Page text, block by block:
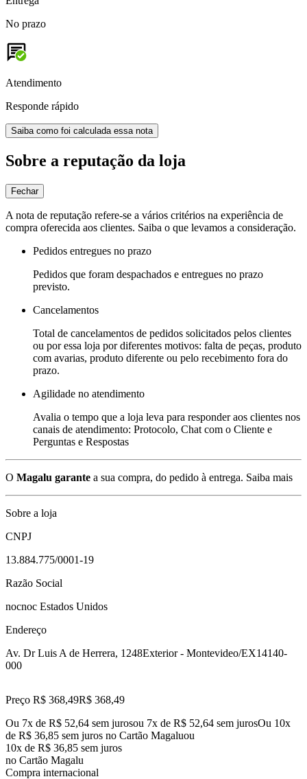
No prazo
Atendimento
Responde rápido
Saiba como foi calculada essa nota
Sobre a reputação da loja
Fechar
A nota de reputação refere-se a vários critérios na experiência de
compra oferecida aos clientes. Saiba o que levamos a consideração.
Pedidos entregues no prazo
Pedidos que foram despachados e entregues no prazo
previsto.
Cancelamentos
Total de cancelamentos de pedidos solicitados pelos clientes
ou por essa loja por diferentes motivos: falta de peças, produto
com avarias, produto diferente ou pelo recebimento fora do
prazo.
Agilidade no atendimento
Avalia o tempo que a loja leva para responder aos clientes nos
canais de atendimento: Protocolo, Chat com o Cliente e
Perguntas e Respostas
O Magalu garante a sua compra, do pedido à entrega. Saiba mais
Sobre a loja
CNPJ
13.884.775/0001-19
Razão Social
nocnoc Estados Unidos
Endereço
Av. Dr Luis A de Herrera, 1248Exterior - Montevideo/EX14140-
000
Preço R$ 368,49R$ 368,49
Ou 7x de R$ 52,64 sem jurosou 7x de R$ 52,64 sem jurosOu 10x
de R$ 36,85 sem juros no Cartão Magaluou
10x de R$ 36,85 sem juros
no Cartão Magalu
Compra internacional